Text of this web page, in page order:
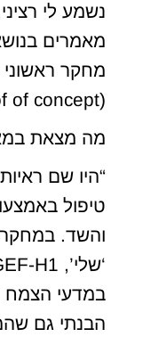
נשמע לי
מאמרים
מחקר
(Proof of concept).”
מה מצאת
“היו שם
טיפול
והשד.
במדעי הצמח
הבנתי גם